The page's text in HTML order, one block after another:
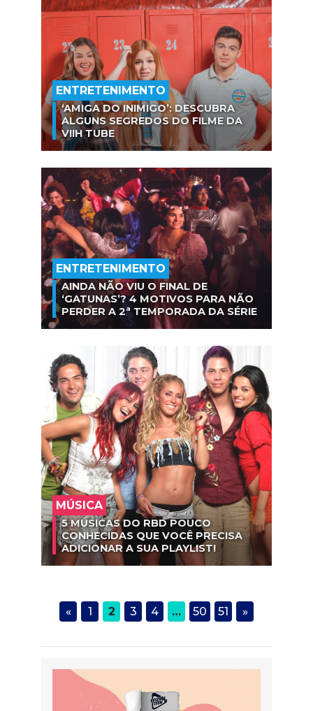
ENTRETENIMENTO
‘AMIGA DO INIMIGO’: DESCUBRA
ALGUNS SEGREDOS DO FILME DA
VIIH TUBE
ENTRETENIMENTO
AINDA NÃO VIU O FINAL DE
‘GATUNAS’? 4 MOTIVOS PARA NÃO
PERDER A 2ª TEMPORADA DA SÉRIE
MÚSICA
5 MÚSICAS DO RBD POUCO
CONHECIDAS QUE VOCÊ PRECISA
ADICIONAR A SUA PLAYLIST!
« 1 2 3 4 … 50 51 »